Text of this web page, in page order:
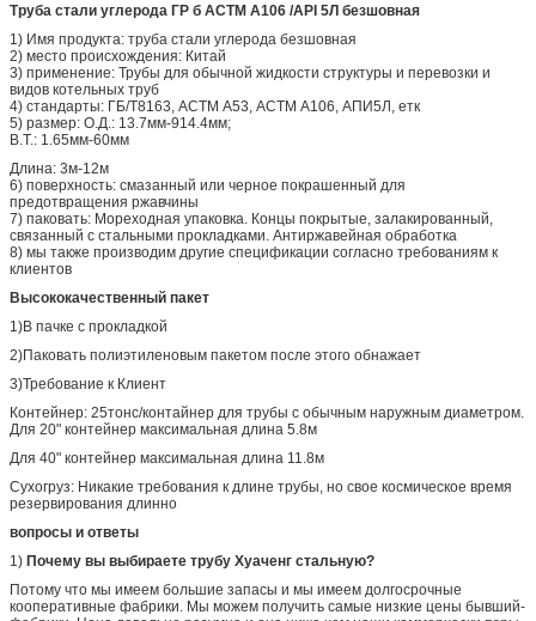
Труба стали углерода ГР б АСТМ А106 /API 5Л безшовная
1) Имя продукта: труба стали углерода безшовная
2) место происхождения: Китай
3) применение: Трубы для обычной жидкости структуры и перевозки и
видов котельных труб
4) стандарты: ГБ/Т8163, АСТМ А53, АСТМ А106, АПИ5Л, етк
5) размер: О.Д.: 13.7мм-914.4мм;
В.Т.: 1.65мм-60мм
Длина: 3м-12м
6) поверхность: смазанный или черное покрашенный для
предотвращения ржавчины
7) паковать: Мореходная упаковка. Концы покрытые, залакированный,
связанный с стальными прокладками. Антиржавейная обработка
8) мы также производим другие спецификации согласно требованиям к
клиентов
Высококачественный пакет
1)В пачке с прокладкой
2)Паковать полиэтиленовым пакетом после этого обнажает
3)Требование к Клиент
Контейнер: 25тонс/контайнер для трубы с обычным наружным диаметром.
Для 20" контейнер максимальная длина 5.8м
Для 40" контейнер максимальная длина 11.8м
Сухогруз: Никакие требования к длине трубы, но свое космическое время
резервирования длинно
вопросы и ответы
1) Почему вы выбираете трубу Хуаченг стальную?
Потому что мы имеем большие запасы и мы имеем долгосрочные
кооперативные фабрики. Мы можем получить самые низкие цены бывший-